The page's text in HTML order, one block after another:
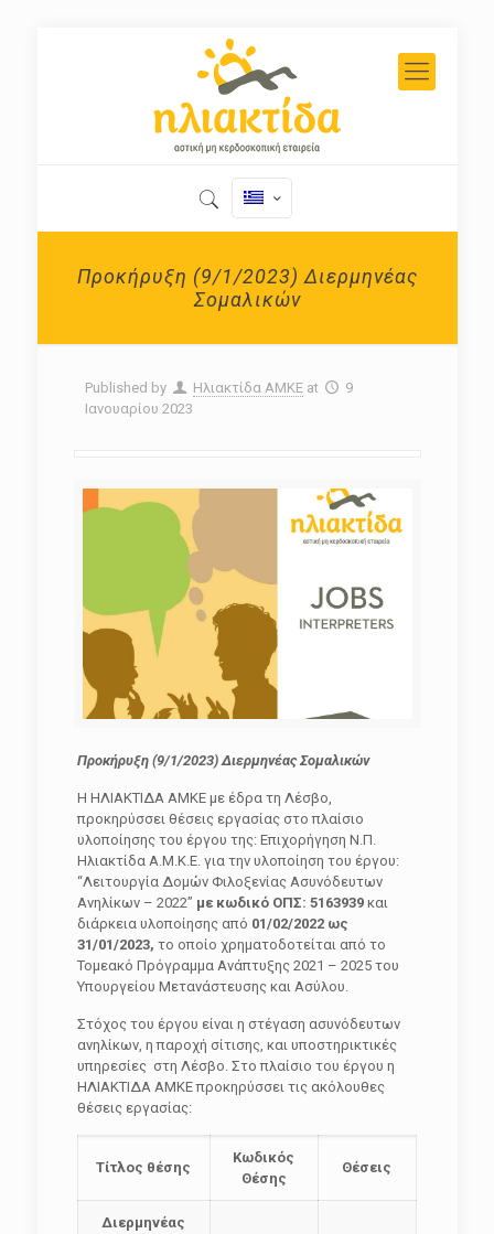
Προκήρυξη (9/1/2023) Διερμηνέας
Σομαλικών
Published by Ηλιακτίδα ΑΜΚΕ at
9
Ιανουαρίου 2023
Προκήρυξη (9/1/2023) Διερμηνέας Σομαλικών
Η ΗΛΙΑΚΤΙΔΑ ΑΜΚΕ με έδρα τη Λέσβο,
προκηρύσσει θέσεις εργασίας στο πλαίσιο
υλοποίησης του έργου της: Επιχορήγηση Ν.Π.
Ηλιακτίδα Α.Μ.Κ.Ε. για την υλοποίηση του έργου:
“Λειτουργία Δομών Φιλοξενίας Ασυνόδευτων
Ανηλίκων – 2022” με κωδικό ΟΠΣ: 5163939και
διάρκεια υλοποίησης από 01/02/2022 ως
31/01/2023, το οποίο χρηματοδοτείται από το
Τομεακό Πρόγραμμα Ανάπτυξης 2021 – 2025 του
Υπουργείου Μετανάστευσης και Ασύλου.
Στόχος του έργου είναι η στέγαση ασυνόδευτων
ανηλίκων, η παροχή σίτισης, και υποστηρικτικές
υπηρεσίες στη Λέσβο. Στο πλαίσιο του έργου η
ΗΛΙΑΚΤΙΔΑ ΑΜΚΕ προκηρύσσει τις ακόλουθες
θέσεις εργασίας:
Τίτλος θέσης
Κωδικός
Θέσης
Θέσεις
Διερμηνέας